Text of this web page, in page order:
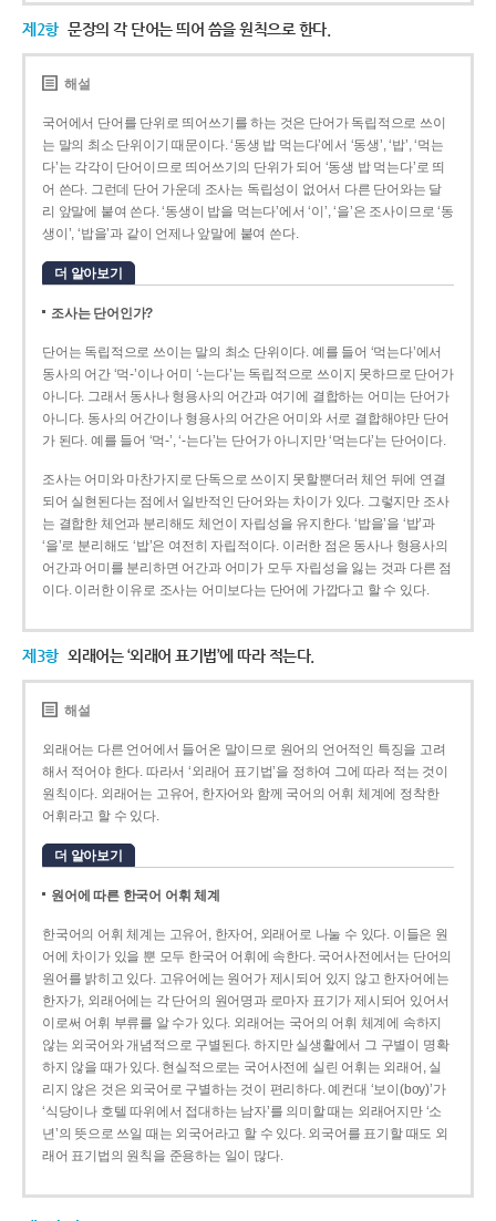
제2항 문장의 각 단어는 띄어 씀을 원칙으로 한다.
해설
국어에서 단어를 단위로 띄어쓰기를 하는 것은 단어가 독립적으로 쓰이
는 말의 최소 단위이기 때문이다. ‘동생 밥 먹는다’에서 ‘동생’, ‘밥’, ‘먹는
다’는 각각이 단어이므로 띄어쓰기의 단위가 되어 ‘동생 밥 먹는다’로 띄
어 쓴다. 그런데 단어 가운데 조사는 독립성이 없어서 다른 단어와는 달
리 앞말에 붙여 쓴다. ‘동생이 밥을 먹는다’에서 ‘이’, ‘을’은 조사이므로 ‘동
생이’, ‘밥을’과 같이 언제나 앞말에 붙여 쓴다.
더 알아보기
조사는 단어인가?
단어는 독립적으로 쓰이는 말의 최소 단위이다. 예를 들어 ‘먹는다’에서
동사의 어간 ‘먹-­’이나 어미 ‘­-는다’는 독립적으로 쓰이지 못하므로 단어가
아니다. 그래서 동사나 형용사의 어간과 여기에 결합하는 어미는 단어가
아니다. 동사의 어간이나 형용사의 어간은 어미와 서로 결합해야만 단어
가 된다. 예를 들어 ‘먹-’, ‘-는다’는 단어가 아니지만 ‘먹는다’는 단어이다.
조사는 어미와 마찬가지로 단독으로 쓰이지 못할뿐더러 체언 뒤에 연결
되어 실현된다는 점에서 일반적인 단어와는 차이가 있다. 그렇지만 조사
는 결합한 체언과 분리해도 체언이 자립성을 유지한다. ‘밥을’을 ‘밥’과
‘을’로 분리해도 ‘밥’은 여전히 자립적이다. 이러한 점은 동사나 형용사의
어간과 어미를 분리하면 어간과 어미가 모두 자립성을 잃는 것과 다른 점
이다. 이러한 이유로 조사는 어미보다는 단어에 가깝다고 할 수 있다.
제3항 외래어는 ‘외래어 표기법’에 따라 적는다.
해설
외래어는 다른 언어에서 들어온 말이므로 원어의 언어적인 특징을 고려
해서 적어야 한다. 따라서 ‘외래어 표기법’을 정하여 그에 따라 적는 것이
원칙이다. 외래어는 고유어, 한자어와 함께 국어의 어휘 체계에 정착한
어휘라고 할 수 있다.
더 알아보기
원어에 따른 한국어 어휘 체계
한국어의 어휘 체계는 고유어, 한자어, 외래어로 나눌 수 있다. 이들은 원
어에 차이가 있을 뿐 모두 한국어 어휘에 속한다. 국어사전에서는 단어의
원어를 밝히고 있다. 고유어에는 원어가 제시되어 있지 않고 한자어에는
한자가, 외래어에는 각 단어의 원어명과 로마자 표기가 제시되어 있어서
이로써 어휘 부류를 알 수가 있다. 외래어는 국어의 어휘 체계에 속하지
않는 외국어와 개념적으로 구별된다. 하지만 실생활에서 그 구별이 명확
하지 않을 때가 있다. 현실적으로는 국어사전에 실린 어휘는 외래어, 실
리지 않은 것은 외국어로 구별하는 것이 편리하다. 예컨대 ‘보이(boy)’가
‘식당이나 호텔 따위에서 접대하는 남자’를 의미할 때는 외래어지만 ‘소
년’의 뜻으로 쓰일 때는 외국어라고 할 수 있다. 외국어를 표기할 때도 외
래어 표기법의 원칙을 준용하는 일이 많다.